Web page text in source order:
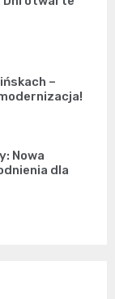
–
Nowa
dla